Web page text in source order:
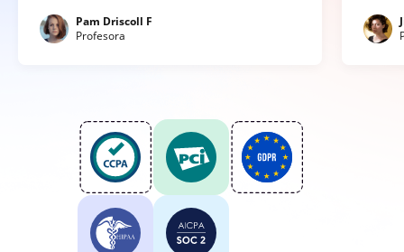
Pam Driscoll F
Profesora